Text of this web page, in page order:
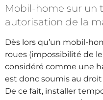
Mobil-home sur un
autorisation de la
Dès lors qu’un mobil-
roues (impossibilité de
considéré comme une
est donc soumis au
De ce fait, installer